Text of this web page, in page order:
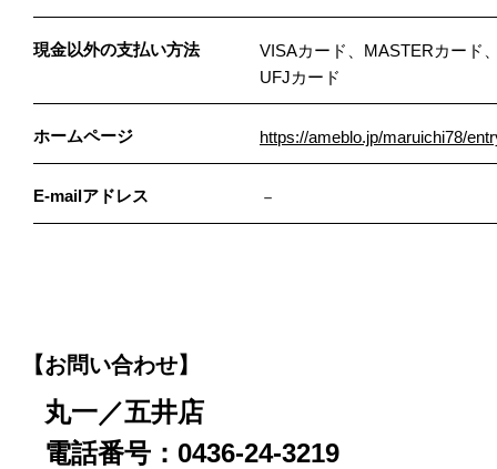
現金以外の支払い方法
VISAカード、MASTERカード
UFJカード
ホームページ https://ameblo.jp/maruichi78/
E-mailアドレス －
【お問い合わせ】
丸一／五井店
電話番号：0436-24-3219